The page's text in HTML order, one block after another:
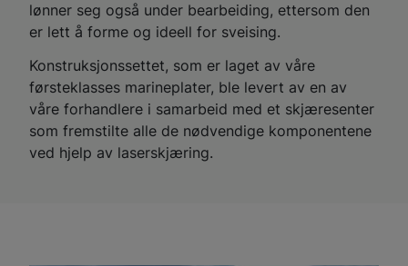
lønner seg også under bearbeiding, ettersom den
er lett å forme og ideell for sveising.
Konstruksjonssettet, som er laget av våre
førsteklasses marineplater, ble levert av en av
våre forhandlere i samarbeid med et skjæresenter
som fremstilte alle de nødvendige komponentene
ved hjelp av laserskjæring.